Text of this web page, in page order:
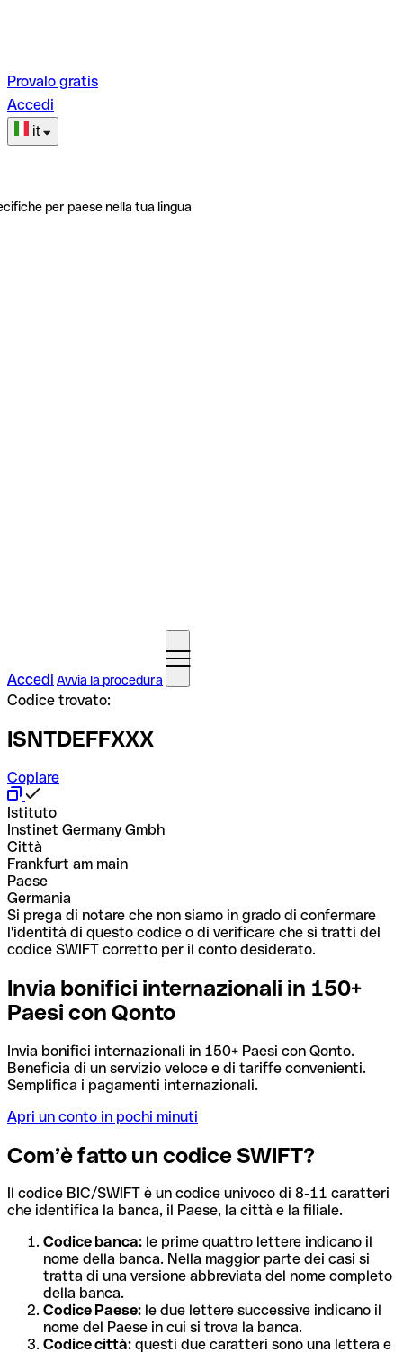
Provalo gratis
Accedi
it
per paese nella tua lingua
Accedi Avvia la procedura
Codice trovato:
ISNTDEFFXXX
Copiare
Istituto
Instinet Germany Gmbh
Città
Frankfurt am main
Paese
Germania
Si prega di notare che non siamo in grado di confermare
l'identità di questo codice o di verificare che si tratti del
codice SWIFT corretto per il conto desiderato.
Invia bonifici internazionali in 150+
Paesi con Qonto
Invia bonifici internazionali in 150+ Paesi con Qonto.
Beneficia di un servizio veloce e di tariffe convenienti.
Semplifica i pagamenti internazionali.
Apri un conto in pochi minuti
Com’è fatto un codice SWIFT?
Il codice BIC/SWIFT è un codice univoco di 8-11 caratteri
che identifica la banca, il Paese, la città e la filiale.
Codice banca: le prime quattro lettere indicano il
nome della banca. Nella maggior parte dei casi si
tratta di una versione abbreviata del nome completo
della banca.
Codice Paese: le due lettere successive indicano il
nome del Paese in cui si trova la banca.
Codice città: questi due caratteri sono una lettera e